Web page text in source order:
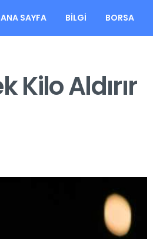
ANA SAYFA BILGI BORSA
Kilo Aldırır